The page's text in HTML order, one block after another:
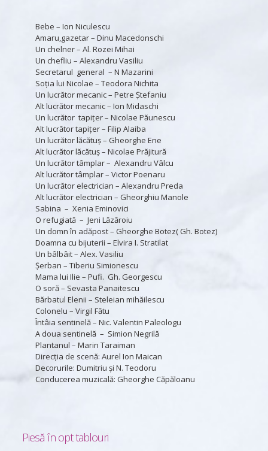
Bebe – Ion Niculescu
Amaru,gazetar – Dinu Macedonschi
Un chelner – Al. Rozei Mihai
Un chefliu – Alexandru Vasiliu
Secretarul general – N Mazarini
Soţia lui Nicolae – Teodora Nichita
Un lucrător mecanic – Petre Ştefaniu
Alt lucrător mecanic – Ion Midaschi
Un lucrător tapiţer – Nicolae Păunescu
Alt lucrător tapiţer – Filip Alaiba
Un lucrător lăcătuş – Gheorghe Ene
Alt lucrător lăcătuş – Nicolae Prăjitură
Un lucrător tâmplar – Alexandru Vâlcu
Alt lucrător tâmplar – Victor Poenaru
Un lucrător electrician – Alexandru Preda
Alt lucrător electrician – Gheorghiu Manole
Sabina – Xenia Eminovici
O refugiată – Jeni Lăzăroiu
Un domn în adăpost – Gheorghe Botez( Gh. Botez)
Doamna cu bijuterii – Elvira I. Stratilat
Un bâlbâit – Alex. Vasiliu
Şerban – Tiberiu Simionescu
Mama lui Ilie – Pufi. Gh. Georgescu
O soră – Sevasta Panaitescu
Bărbatul Elenii – Steleian mihăilescu
Colonelu – Virgil Fătu
Întâia sentinelă – Nic. Valentin Paleologu
A doua sentinelă – Simion Negrilă
Plantanul – Marin Taraiman
Direcţia de scenă: Aurel Ion Maican
Decorurile: Dumitriu şi N. Teodoru
Conducerea muzicală: Gheorghe Căpăloanu
Piesă în opt tablouri